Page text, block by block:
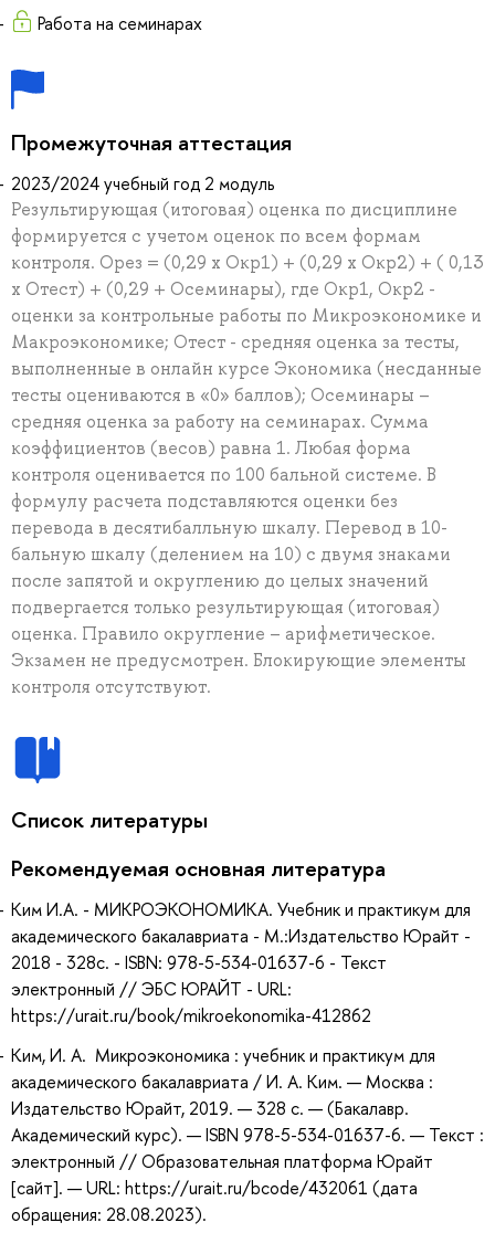
Работа на семинарах
Промежуточная аттестация
2023/2024 учебный год 2 модуль
Результирующая (итоговая) оценка по дисциплине
формируется с учетом оценок по всем формам
контроля. Орез = (0,29 х Окр1) + (0,29 х Окр2) + ( 0,13
х Отест) + (0,29 + Осеминары), где Окр1, Окр2 -
оценки за контрольные работы по Микроэкономике и
Макроэкономике; Отест - средняя оценка за тесты,
выполненные в онлайн курсе Экономика (несданные
тесты оцениваются в «0» баллов); Осеминары –
средняя оценка за работу на семинарах. Сумма
коэффициентов (весов) равна 1. Любая форма
контроля оценивается по 100 бальной системе. В
формулу расчета подставляются оценки без
перевода в десятибалльную шкалу. Перевод в 10-
бальную шкалу (делением на 10) с двумя знаками
после запятой и округлению до целых значений
подвергается только результирующая (итоговая)
оценка. Правило округление – арифметическое.
Экзамен не предусмотрен. Блокирующие элементы
контроля отсутствуют.
Список литературы
Рекомендуемая основная литература
Ким И.А. - МИКРОЭКОНОМИКА. Учебник и практикум для
академического бакалавриата - М.:Издательство Юрайт -
2018 - 328с. - ISBN: 978-5-534-01637-6 - Текст
электронный // ЭБС ЮРАЙТ - URL:
https://urait.ru/book/mikroekonomika-412862
Ким, И. А. Микроэкономика : учебник и практикум для
академического бакалавриата / И. А. Ким. — Москва :
Издательство Юрайт, 2019. — 328 с. — (Бакалавр.
Академический курс). — ISBN 978-5-534-01637-6. — Текст :
электронный // Образовательная платформа Юрайт
[сайт]. — URL: https://urait.ru/bcode/432061 (дата
обращения: 28.08.2023).